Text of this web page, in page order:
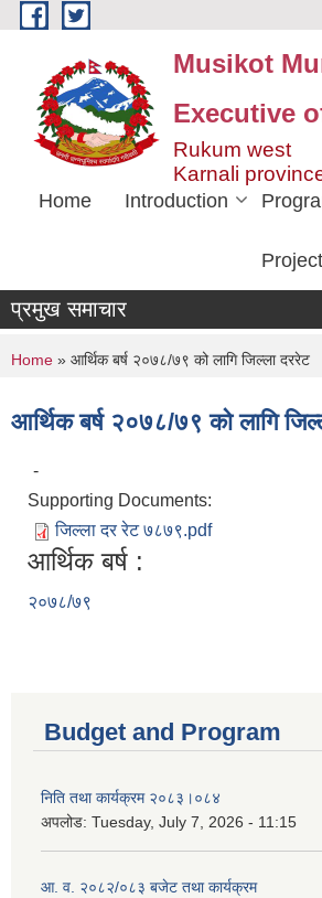
Skip to main content
Musikot
Executive
Rukum west
Karnali
Home Introduction
Project
प्रमुख समाचार
You are here
Home » आर्थिक बर्ष २०७८/७९ को लागि जिल्ला दररेट
आर्थिक बर्ष २०७८/७९ को लागि
-
Supporting Documents:
जिल्ला दर रेट ७८७९.pdf
आर्थिक बर्ष :
२०७८/७९
Budget and Program
निति तथा कार्यक्रम २०८३।०८४
अपलोड: Tuesday, July 7, 2026 - 11:15
आ. व. २०८२/०८३ बजेट तथा कार्यक्रम